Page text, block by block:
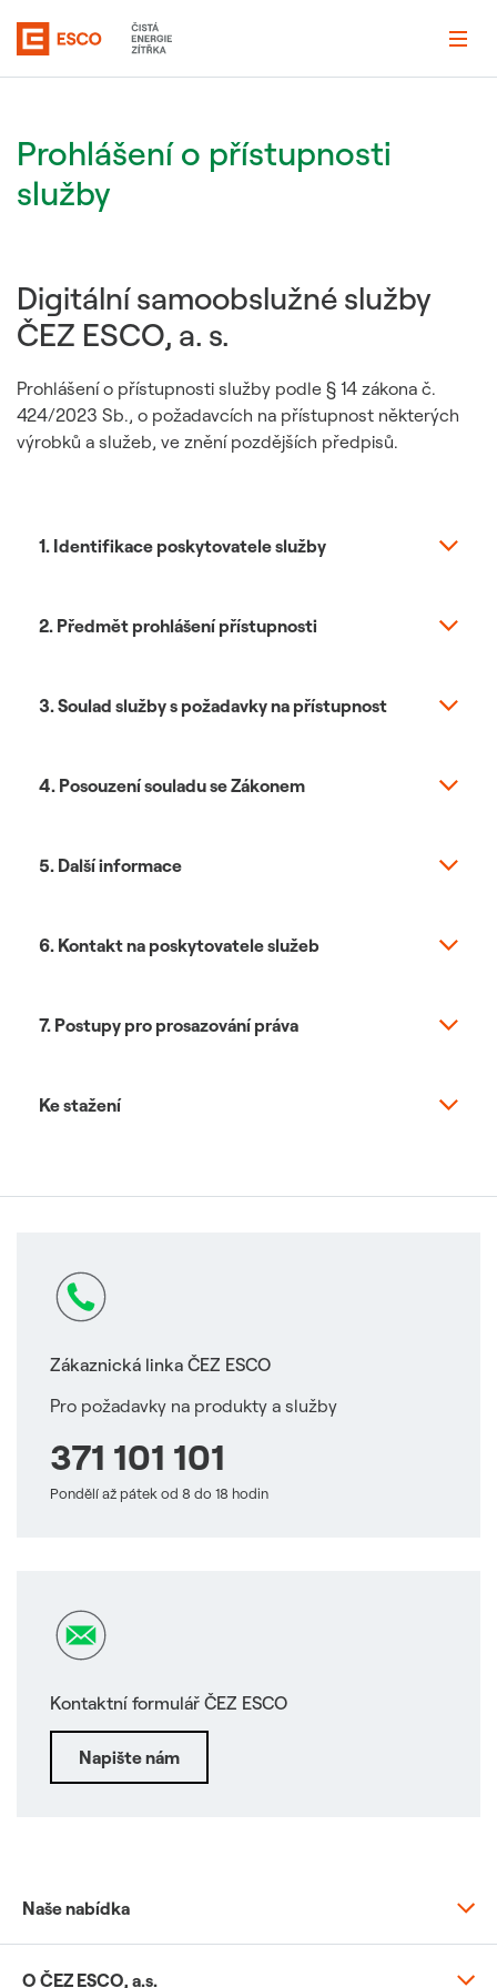
Prohlášení o přístupnosti
služby
Digitální samoobslužné služby
ČEZ ESCO, a. s.
Prohlášení o přístupnosti služby podle § 14 zákona č.
424/2023 Sb., o požadavcích na přístupnost některých
výrobků a služeb, ve znění pozdějších předpisů.
1. Identifikace poskytovatele služby
2. Předmět prohlášení přístupnosti
3. Soulad služby s požadavky na přístupnost
4. Posouzení souladu se Zákonem
5. Další informace
6. Kontakt na poskytovatele služeb
7. Postupy pro prosazování práva
Ke stažení
Zákaznická linka ČEZ ESCO
Pro požadavky na produkty a služby
371 101 101
Pondělí až pátek od 8 do 18 hodin
Kontaktní formulář ČEZ ESCO
Napište nám
Naše nabídka
Elektřina
O ČEZ ESCO, a.s.